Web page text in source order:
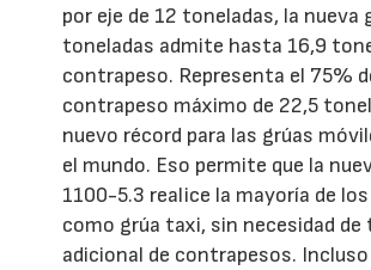
por eje de 12 toneladas, la nueva
toneladas admite hasta 16,9
contrapeso. Representa el 75%
contrapeso máximo de 22,5
nuevo récord para las grúas
el mundo. Eso permite que la
1100-5.3 realice la mayoría de
como grúa taxi, sin necesidad
adicional de contrapesos.